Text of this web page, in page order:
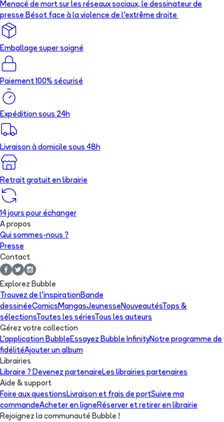
Menacé de mort sur les réseaux sociaux, le dessinateur de
presse Bésot face à la violence de l’extrême droite
Emballage super soigné
Paiement 100% sécurisé
Expédition sous 24h
Livraison à domicile sous 48h
Retrait gratuit en librairie
14 jours pour échanger
A propos
Qui sommes-nous ?
Presse
Contact
Explorez Bubble
Trouvez de l'inspirationBande
dessinéeComics MangasJeunesse NouveautésTops &
sélectionsToutes les sériesTous les auteurs
Gérez votre collection
L'application Bubble Essayez Bubble InfinityNotre programme de
fidélitéAjouter un album
Librairies
Libraire ? Devenez partenaire Les librairies partenaires
Aide & support
Foire aux questions Livraison et frais de portSuivre ma
commandeAcheter en ligne Réserver et retirer en librairie
Rejoignez la communauté Bubble !